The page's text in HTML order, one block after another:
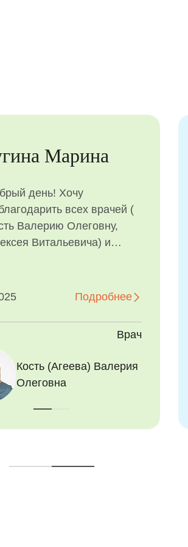
Туртанов Алексей
Витальевич
Юлия
Лучшая детская
стоматологическая клиника!
Вожу своего сына сюда не
первый год! У меня
под наркозом. Очень
Журавской Екатерине
Александровне, которая
любому ребенку! Ее
подход и доброе сердце
покорили меня сразу! Очень
Подробнее
29.06.2026
Журавская Екатерина
Александровна